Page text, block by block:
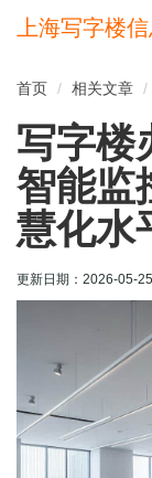
上海写字楼
首页 相关文章
写字楼
智能监
慧化水
更新日期： 2026-05-25